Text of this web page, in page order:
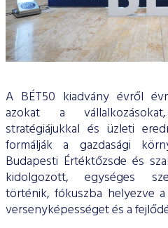
A BÉT50 kiadvány évről
azokat a
stratégiájukkal és üzleti
formálják a gazdasági
Budapesti Értéktőzsde és
kidolgozott, egységes
történik, fókuszba helyezve
versenyképességet és a